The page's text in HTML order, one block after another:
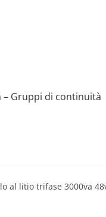
Gruppi di continuità
Shop
al litio trifase 3000va